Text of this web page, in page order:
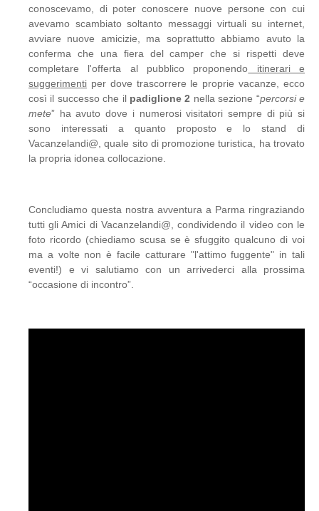
conoscevamo, di poter conoscere nuove persone con cui
avevamo scambiato soltanto messaggi virtuali su internet,
avviare nuove amicizie, ma soprattutto abbiamo avuto la
conferma che una fiera del camper che si rispetti deve
completare l'offerta al pubblico proponendo itinerari e
suggerimenti per dove trascorrere le proprie vacanze, ecco
così il successo che il padiglione 2 nella sezione “percorsi e
mete” ha avuto dove i numerosi visitatori sempre di più si
sono interessati a quanto proposto e lo stand di
Vacanzelandi@, quale sito di promozione turistica, ha trovato
la propria idonea collocazione.
Concludiamo questa nostra avventura a Parma ringraziando
tutti gli Amici di Vacanzelandi@, condividendo il video con le
foto ricordo (chiediamo scusa se è sfuggito qualcuno di voi
ma a volte non è facile catturare "l'attimo fuggente" in tali
eventi!) e vi salutiamo con un arrivederci alla prossima
“occasione di incontro”.